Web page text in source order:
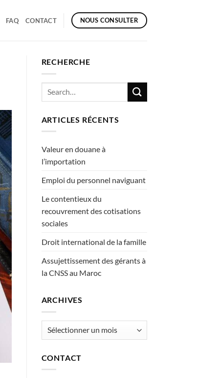
FAQ CONTACT NOUS CONSULTER
RECHERCHE
ARTICLES RÉCENTS
Valeur en douane à
l’importation
Emploi du personnel naviguant
Le contentieux du
recouvrement des cotisations
sociales
Droit international de la famille
Assujettissement des gérants à
la CNSS au Maroc
ARCHIVES
Archives
CONTACT